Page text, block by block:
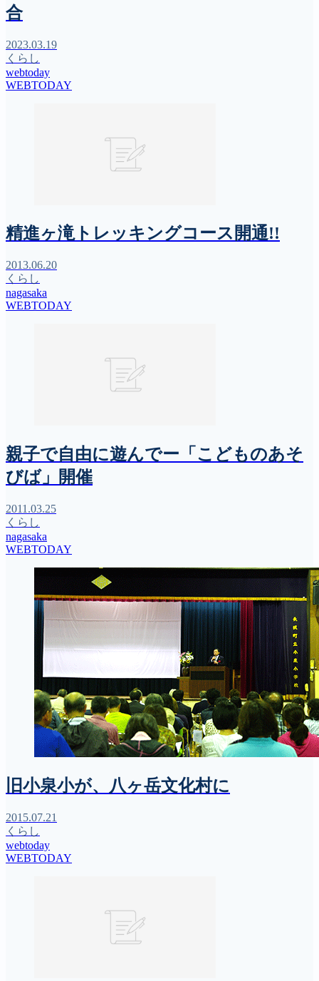
合
2023.03.19
くらし
webtoday
WEBTODAY
精進ヶ滝トレッキングコース開通!!
2013.06.20
くらし
nagasaka
WEBTODAY
親子で自由に遊んでー「こどものあそ
びば」開催
2011.03.25
くらし
nagasaka
WEBTODAY
旧小泉小が、八ヶ岳文化村に
2015.07.21
くらし
webtoday
WEBTODAY